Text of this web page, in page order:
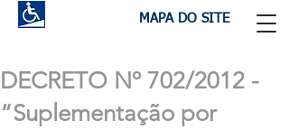
MAPA DO SITE
DECRETO Nº 702/2012 -
“Suplementação por